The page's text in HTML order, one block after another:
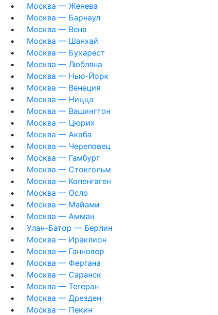
Москва — Женева
Москва — Барнаул
Москва — Вена
Москва — Шанхай
Москва — Бухарест
Москва — Любляна
Москва — Нью-Йорк
Москва — Венеция
Москва — Ницца
Москва — Вашингтон
Москва — Цюрих
Москва — Акаба
Москва — Череповец
Москва — Гамбург
Москва — Стокгольм
Москва — Копенгаген
Москва — Осло
Москва — Майами
Москва — Амман
Улан-Батор — Берлин
Москва — Ираклион
Москва — Ганновер
Москва — Фергана
Москва — Саранск
Москва — Тегеран
Москва — Дрезден
Москва — Пекин